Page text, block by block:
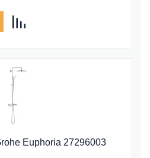
Euphoria 27296003